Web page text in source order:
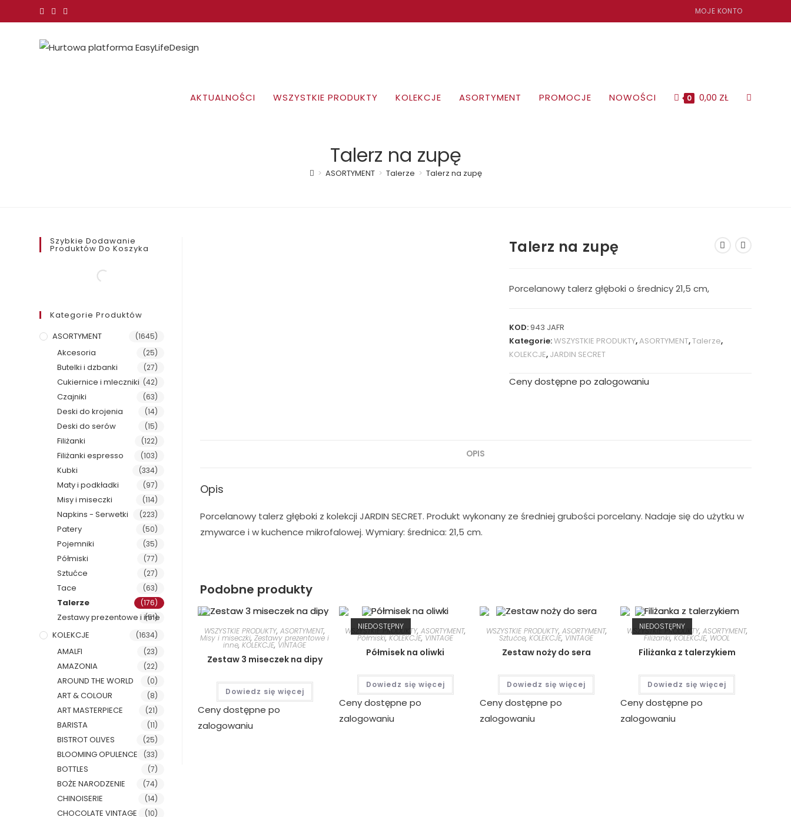
treści
MOJE KONTO
AKTUALNOŚCI WSZYSTKIE PRODUKTY KOLEKCJE ASORTYMENT PROMOCJE NOWOŚCI 0 0,00 ZŁ TOGGLE
Talerz na zupę
> ASORTYMENT > Talerze > Talerz na zupę
Talerz na zupę
Porcelanowy talerz głęboki o średnicy 21,5 cm,
KOD:943 JAFR
Kategorie:WSZYSTKIE PRODUKTY,ASORTYMENT,Talerze,
KOLEKCJE, JARDIN SECRET
Ceny dostępne po zalogowaniu
OPIS
Opis
Porcelanowy talerz głęboki z kolekcji JARDIN SECRET. Produkt wykonany ze średniej grubości porcelany. Nadaje się do użytku w
zmywarce i w kuchence mikrofalowej. Wymiary: średnica: 21,5 cm.
Podobne produkty
WSZYSTKIE PRODUKTY,ASORTYMENT,
Misy i miseczki,Zestawy prezentowe i
inne,KOLEKCJE, VINTAGE
Zestaw 3 miseczek na dipy
Dowiedz się więcej
Ceny dostępne po
zalogowaniu
NIEDOSTĘPNY
WSZYSTKIE PRODUKTY,ASORTYMENT,
Półmiski,KOLEKCJE, VINTAGE
Półmisek na oliwki
Dowiedz się więcej
Ceny dostępne po
zalogowaniu
WSZYSTKIE PRODUKTY, ASORTYMENT,
Sztućce,KOLEKCJE, VINTAGE
Zestaw noży do sera
Dowiedz się więcej
Ceny dostępne po
zalogowaniu
NIEDOSTĘPNY
WSZYSTKIE PRODUKTY, ASORTYMENT,
Filiżanki,KOLEKCJE, WOOL
Filiżanka z talerzykiem
Dowiedz się więcej
Ceny dostępne po
zalogowaniu
Szybkie Dodawanie
Produktów Do Koszyka
Kategorie Produktów
ASORTYMENT
(1645)
Akcesoria (25)
Butelki i dzbanki (27)
Cukiernice i mleczniki (42)
Czajniki (63)
Deski do krojenia (14)
Deski do serów (15)
Filiżanki (122)
Filiżanki espresso (103)
Kubki (334)
Maty i podkładki (97)
Misy i miseczki (114)
Napkins - Serwetki (223)
Patery (50)
Pojemniki (35)
Półmiski (77)
Sztućce (27)
Tace (63)
Talerze (176)
Zestawy prezentowe i inne
(51)
KOLEKCJE (1634)
AMALFI (23)
AMAZONIA (22)
AROUND THE WORLD (0)
ART & COLOUR (8)
ART MASTERPIECE (21)
BARISTA (11)
BISTROT OLIVES (25)
BLOOMING OPULENCE (33)
BOTTLES (7)
BOŻE NARODZENIE (74)
CHINOISERIE (14)
CHOCOLATE VINTAGE (10)